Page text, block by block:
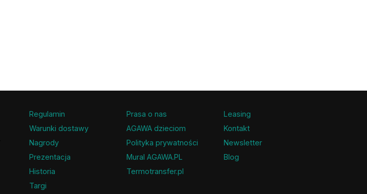
Regulamin
Warunki dostawy
Nagrody
Prezentacja
Historia
Targi
Prasa o nas
AGAWA dzieciom
Polityka prywatności
Mural AGAWA.PL
Termotransfer.pl
Leasing
Kontakt
Newsletter
Blog